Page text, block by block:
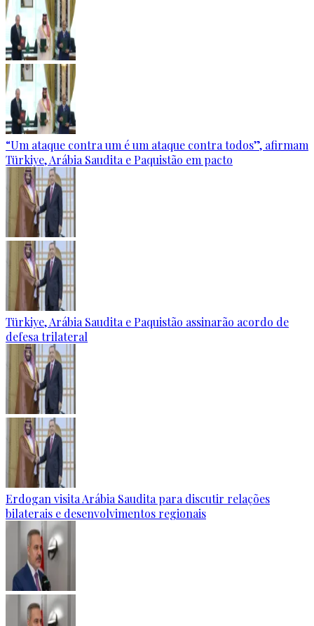
“Um ataque contra um é um ataque contra todos”, afirmam
Türkiye, Arábia Saudita e Paquistão em pacto
Türkiye, Arábia Saudita e Paquistão assinarão acordo de
defesa trilateral
Erdogan visita Arábia Saudita para discutir relações
bilaterais e desenvolvimentos regionais